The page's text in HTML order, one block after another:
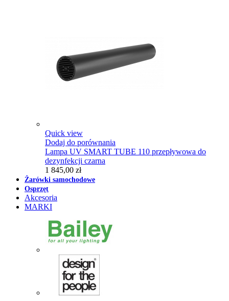
Quick view
Dodaj do porównania
Lampa UV SMART TUBE 110 przepływowa do
dezynfekcji czarna
1 845,00 zł
Żarówki samochodowe
Osprzęt
Akcesoria
MARKI